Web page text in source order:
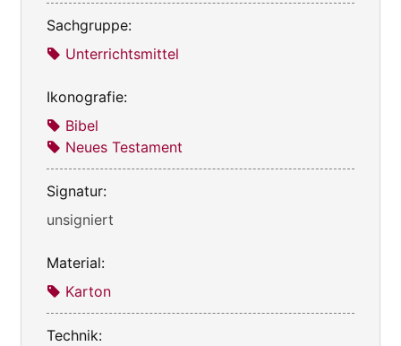
Sachgruppe:
Unterrichtsmittel
Ikonografie:
Bibel
Neues Testament
Signatur:
unsigniert
Material:
Karton
Technik: